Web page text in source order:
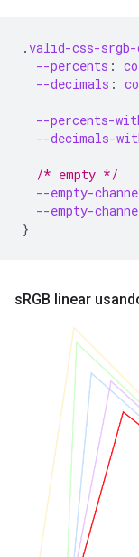
.valid-css-
--percents :
--decimals :
--percents-
--decimals-
/* empty */
--empty-
--empty-
}
s RGB linear